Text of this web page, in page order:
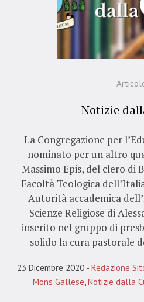
Notizie
La Congregazione per
nominato per un altro
Massimo Epis, del clero di
Facoltà Teologica
Autorità accademica
Scienze Religiose di
inserito nel gruppo di
solido la cura pastorale
23 Dicembre 2020 Redazione
Mons Gallese Notizie dalla